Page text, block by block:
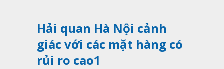
Hải quan Hà Nội cảnh
giác với các mặt hàng có
rủi ro cao1